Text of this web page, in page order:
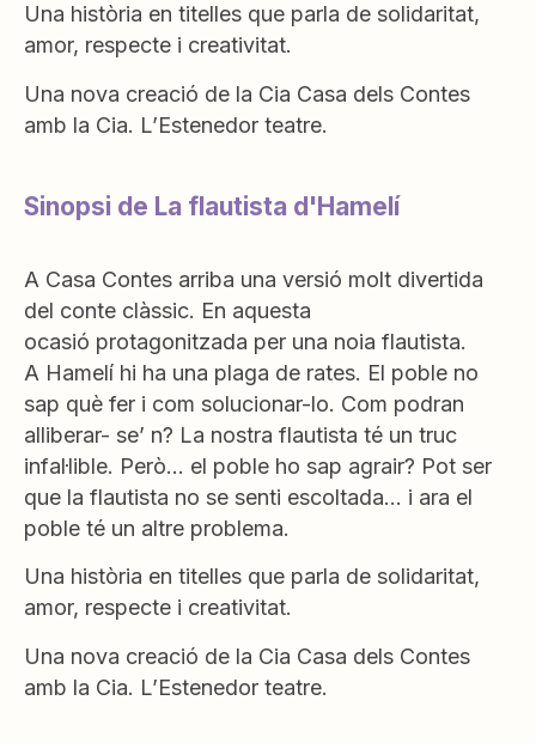
Una història en titelles que parla de solidaritat,
amor, respecte i creativitat.
Una nova creació de la Cia Casa dels Contes
amb la Cia. L’Estenedor teatre.
Sinopsi de La flautista d'Hamelí
A Casa Contes arriba una versió molt divertida
del conte clàssic. En aquesta
ocasió protagonitzada per una noia flautista.
A Hamelí hi ha una plaga de rates. El poble no
sap què fer i com solucionar-lo. Com podran
alliberar- se’ n? La nostra flautista té un truc
infal·lible. Però… el poble ho sap agrair? Pot ser
que la flautista no se senti escoltada… i ara el
poble té un altre problema.
Una història en titelles que parla de solidaritat,
amor, respecte i creativitat.
Una nova creació de la Cia Casa dels Contes
amb la Cia. L’Estenedor teatre.